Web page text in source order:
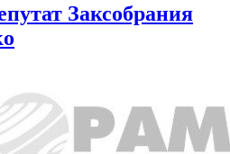
Заксобрания